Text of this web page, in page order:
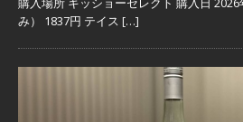
み） 1837円 テイス […]